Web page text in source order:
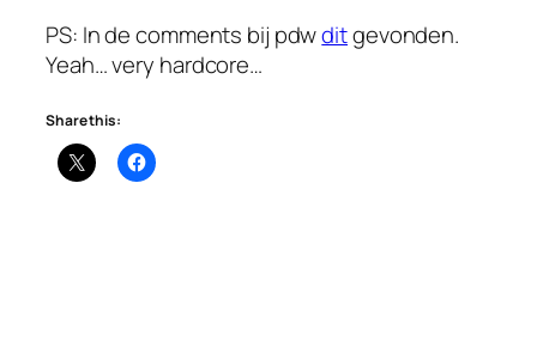
PS: In de comments bij pdwditgevonden.
Yeah… very hardcore…
Share this: